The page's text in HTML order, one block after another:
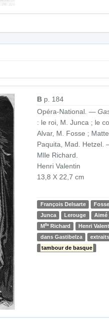
B p. 184
Opéra-National. —
: le roi, M. Junca ; le
Alvar, M. Fosse ;
Paquita, Mad. Hetzel.
Mlle Richard.
Henri Valentin
13,8 X 22,7 cm
François Delsarte Fosse
Junca
Lerouge Aimé
MlleRichard Henri
dans Gastibelza
tambour de basque